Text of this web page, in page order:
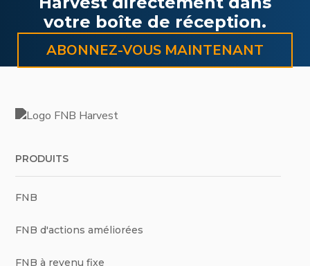
votre boîte de réception.
ABONNEZ-VOUS MAINTENANT
PRODUITS
FNB
FNB d'actions améliorées
FNB à revenu fixe